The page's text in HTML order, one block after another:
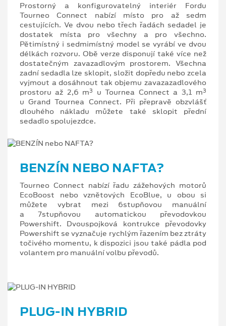
Prostorný a konfigurovatelný interiér Fordu
Tourneo Connect nabízí místo pro až sedm
cestujících. Ve dvou nebo třech řadách sedadel je
dostatek místa pro všechny a pro všechno.
Pětimístný i sedmimístný model se vyrábí ve dvou
délkách rozvoru. Obě verze disponují také více než
dostatečným zavazadlovým prostorem. Všechna
zadní sedadla lze sklopit, složit dopředu nebo zcela
vyjmout a dosáhnout tak objemu zavazazadlového
prostoru až 2,6 m3 u Tournea Connect a 3,1 m3
u Grand Tournea Connect. Při přepravě obzvlášť
dlouhého nákladu můžete také sklopit přední
sedadlo spolujezdce.
BENZÍN NEBO NAFTA?
Tourneo Connect nabízí řadu zážehových motorů
EcoBoost nebo vznětových EcoBlue, u obou si
můžete vybrat mezi 6stupňovou manuální
a 7stupňovou automatickou převodovkou
Powershift. Dvouspojková kontrukce převodovky
Powershift se vyznačuje rychlým řazením bez ztráty
točivého momentu, k dispozici jsou také pádla pod
volantem pro manuální volbu převodů.
PLUG-IN HYBRID